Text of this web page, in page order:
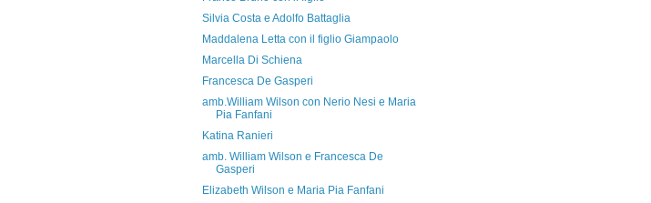
Silvia Costa e Adolfo Battaglia
Maddalena Letta con il figlio Giampaolo
Marcella Di Schiena
Francesca De Gasperi
amb.William Wilson con Nerio Nesi e Maria
Pia Fanfani
Katina Ranieri
amb. William Wilson e Francesca De
Gasperi
Elizabeth Wilson e Maria Pia Fanfani